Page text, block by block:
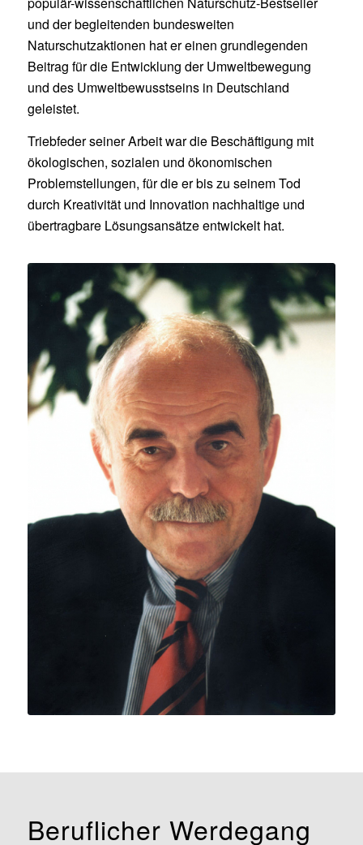
und der begleitenden bundesweiten
Naturschutzaktionen hat er einen grundlegenden
Beitrag für die Entwicklung der Umweltbewegung
und des Umweltbewusstseins in Deutschland
geleistet.
Triebfeder seiner Arbeit war die Beschäftigung mit
ökologischen, sozialen und ökonomischen
Problemstellungen, für die er bis zu seinem Tod
durch Kreativität und Innovation nachhaltige und
übertragbare Lösungsansätze entwickelt hat.
Portrait Rudolf L. Schreiber
Beruflicher Werdegang